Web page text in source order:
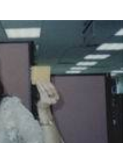
，終於完成承先啟後鉅大
，內心深感興奮，恭逢珠
會的..